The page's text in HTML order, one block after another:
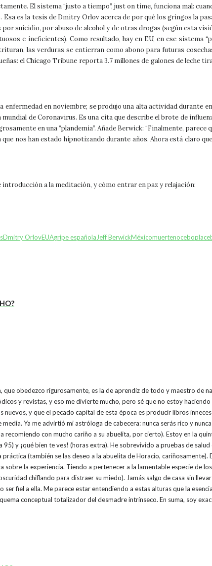
El sistema “justo a tiempo”, just on time, funciona mal:
es la tesis de Dmitry Orlov acerca de por qué los gringos la
por suicidio, por abuso de alcohol y de otras drogas (según esta
e ineficientes). Como resultado, hay en EU, en ese sistema
las verduras se entierran como abono para futuras
el Chicago Tribune reporta 3.7 millones de galones de leche
enfermedad en noviembre; se produjo una alta actividad durante
de Coronavirus. Es una cita que describe el brote de
en una “plandemia”. Añade Berwick: “Finalmente,
nos han estado hipnotizando durante años. Ahora está claro
a la meditación, y cómo entrar en paz y relajación:
Dmitry OrlovEUAgripe española Jeff BerwickMéxicomuertenocebo
obedezco rigurosamente, es la de aprendiz de todo y maestro de
y revistas, y eso me divierte mucho, pero sé que no estoy
nuevos, y que el pecado capital de esta época es producir libros
Ya me advirtió mi astróloga de cabecera: nunca serás rico y
recomiendo con mucho cariño a su abuelita, por cierto). Estoy en la
y ¡qué bien te ves! (horas extra). He sobrevivido a pruebas de
(también se las deseo a la abuelita de Horacio,
sobre la experiencia. Tiendo a pertenecer a la lamentable especie de
chiflando para distraer su miedo). Jamás salgo de casa sin
fiel a ella. Me parece estar entendiendo a estas alturas que la
conceptual totalizador del desmadre intrínseco. En suma, soy